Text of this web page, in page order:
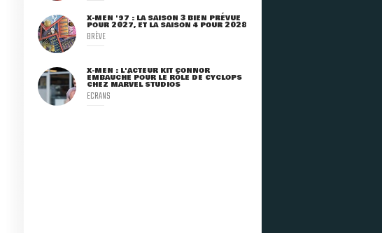
X-MEN '97 : LA SAISON 3 BIEN PRÉVUE
POUR 2027, ET LA SAISON 4 POUR 2028
BRÈVE
X-MEN : L'ACTEUR KIT CONNOR
EMBAUCHÉ POUR LE RÔLE DE CYCLOPS
CHEZ MARVEL STUDIOS
ECRANS